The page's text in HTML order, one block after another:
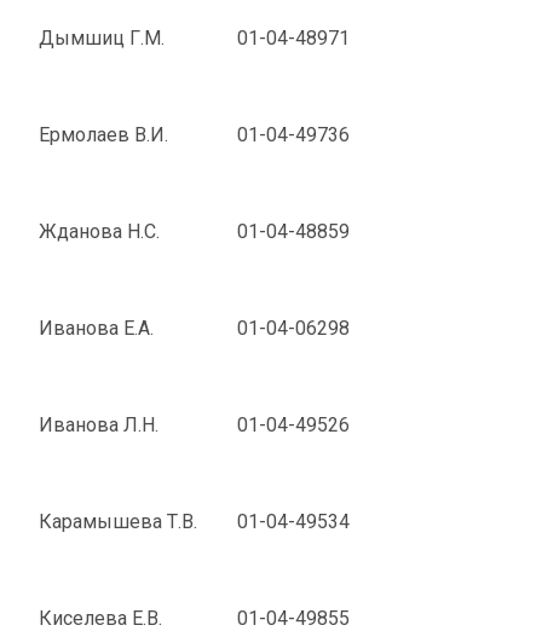
Дымшиц Г.М. 01-04-48971
Ермолаев В.И. 01-04-49736
Жданова Н.С. 01-04-48859
Иванова Е.А. 01-04-06298
Иванова Л.Н. 01-04-49526
Карамышева Т.В. 01-04-49534
Киселева Е.В. 01-04-49855